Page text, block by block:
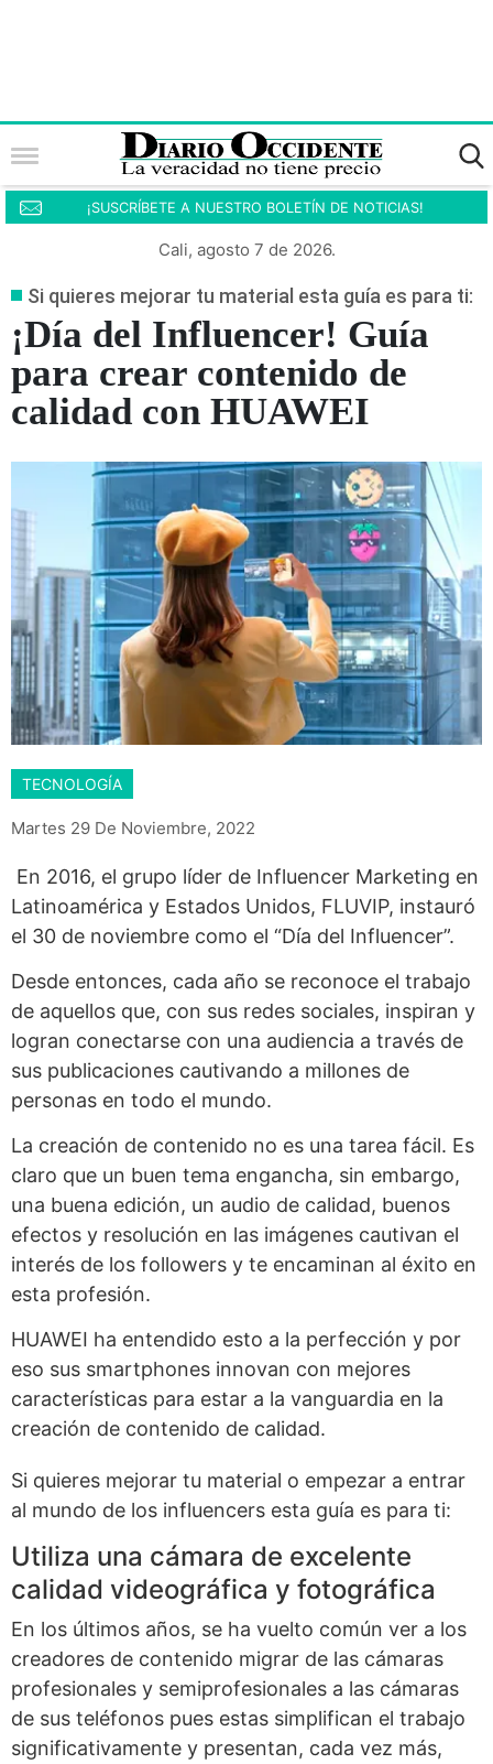
¡SUSCRÍBETE A NUESTRO BOLETÍN DE NOTICIAS!
Cali, agosto 7 de 2026.
Si quieres mejorar tu material esta guía es para ti:
¡Día del Influencer! Guía
para crear contenido de
calidad con HUAWEI
TECNOLOGÍA
Martes 29 De Noviembre, 2022
En 2016, el grupo líder de Influencer Marketing en
Latinoamérica y Estados Unidos, FLUVIP, instauró
el 30 de noviembre como el “Día del Influencer”.
Desde entonces, cada año se reconoce el trabajo
de aquellos que, con sus redes sociales, inspiran y
logran conectarse con una audiencia a través de
sus publicaciones cautivando a millones de
personas en todo el mundo.
La creación de contenido no es una tarea fácil. Es
claro que un buen tema engancha, sin embargo,
una buena edición, un audio de calidad, buenos
efectos y resolución en las imágenes cautivan el
interés de los followers y te encaminan al éxito en
esta profesión.
HUAWEI ha entendido esto a la perfección y por
eso sus smartphones innovan con mejores
características para estar a la vanguardia en la
creación de contenido de calidad.
Si quieres mejorar tu material o empezar a entrar
al mundo de los influencers esta guía es para ti:
Utiliza una cámara de excelente
calidad videográfica y fotográfica
En los últimos años, se ha vuelto común ver a los
creadores de contenido migrar de las cámaras
profesionales y semiprofesionales a las cámaras
de sus teléfonos pues estas simplifican el trabajo
significativamente y presentan, cada vez más,